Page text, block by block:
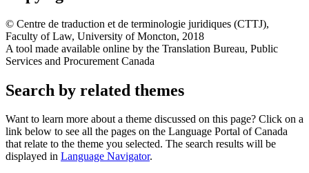
© Centre de traduction et de terminologie juridiques (CTTJ),
Faculty of Law, University of Moncton, 2018
A tool made available online by the Translation Bureau, Public
Services and Procurement Canada
Search by related themes
Want to learn more about a theme discussed on this page? Click on a
link below to see all the pages on the Language Portal of Canada
that relate to the theme you selected. The search results will be
displayed in Language Navigator.